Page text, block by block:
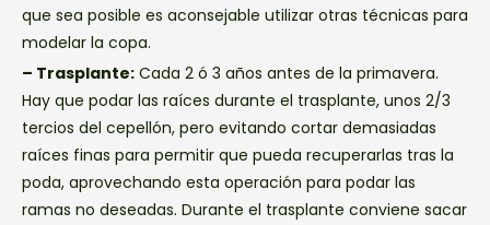
que sea posible es aconsejable utilizar otras técnicas para
modelar la copa.
– Trasplante: Cada 2 ó 3 años antes de la primavera.
Hay que podar las raíces durante el trasplante, unos 2/3
tercios del cepellón, pero evitando cortar demasiadas
raíces finas para permitir que pueda recuperarlas tras la
poda, aprovechando esta operación para podar las
ramas no deseadas. Durante el trasplante conviene sacar